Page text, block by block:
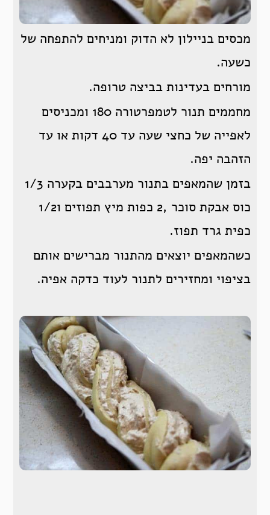
מכסים בניילון לא הדוק ומניחים להתפחה של
כשעה.
מורחים בעדינות בביצה טרופה.
מחממים תנור לטמפרטורה 180 ומכניסים
לאפייה של כחצי שעה עד 40 דקות או עד
הזהבה יפה.
בזמן שהמאפים בתנור מערבבים בקערה 1/3
כוס אבקת סוכר ,2 כפות מיץ תפוזים ו1/2
כפית גרד תפוז.
כשהמאפים יוצאים מהתנור מברישים אותם
בציפוי ומחזירים לתנור לעוד כדקה אפיה.